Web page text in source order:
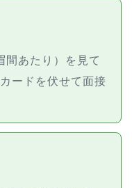
間あたり）を見て
ードを伏せて面接
スピード表
現
・カッコい